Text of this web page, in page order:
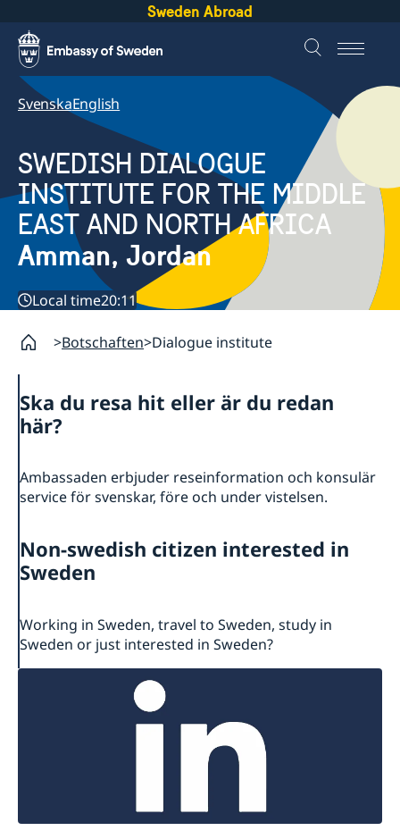
Sweden Abroad
SvenskaEnglish
SWEDISH DIALOGUE
INSTITUTE FOR THE MIDDLE
EAST AND NORTH AFRICA
Amman, Jordan
Local time20:11
Botschaften Dialogue institute
Ska du resa hit eller är du redan
här?
Ambassaden erbjuder reseinformation och konsulär
service för svenskar, före och under vistelsen.
Non-swedish citizen interested in
Sweden
Working in Sweden, travel to Sweden, study in
Sweden or just interested in Sweden?